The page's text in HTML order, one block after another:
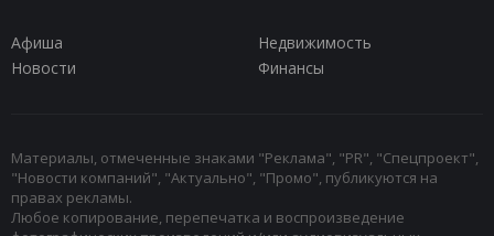
Афиша
Недвижимость
Новости
Финансы
Материалы, отмеченные знаками "Реклама", "PR", "Спецпроект",
"Новости компаний", "Актуально", "Промо", публикуются на
правах рекламы.
Любое копирование, перепечатка и воспроизведение